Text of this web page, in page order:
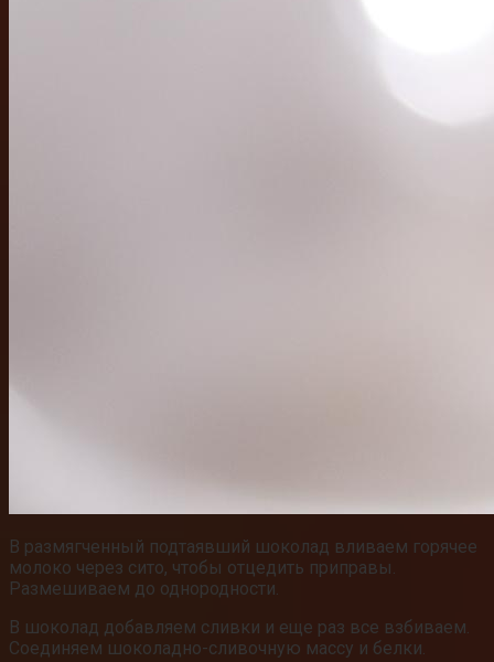
В размягченный подтаявший шоколад вливаем горячее
молоко через сито, чтобы отцедить приправы.
Размешиваем до однородности.
В шоколад добавляем сливки и еще раз все взбиваем.
Соединяем шоколадно-сливочную массу и белки.